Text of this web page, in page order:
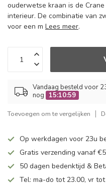
ouderwetse kraan is de
interieur. De combinatie van
voor een m Lees meer.
Vandaag besteld voor
nog
15:10:58
Toevoegen om te vergelijken
Op werkdagen voor 23u
Gratis verzending vanaf
50 dagen bedenktijd &
Tel: ma-do tot 23.00, vr